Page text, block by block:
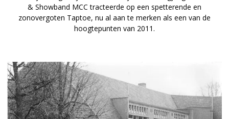
& Showband MCC tracteerde op een spetterende en
zonovergoten Taptoe, nu al aan te merken als een van de
hoogtepunten van 2011.